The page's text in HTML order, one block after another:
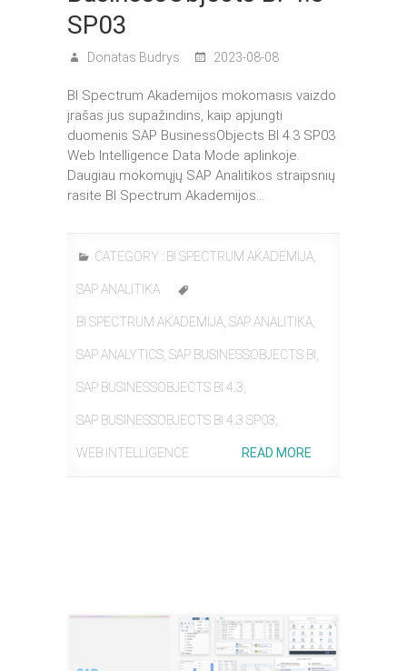
SP03
Donatas Budrys 2023-08-08
BI Spectrum Akademijos mokomasis vaizdo
įrašas jus supažindins, kaip apjungti
duomenis SAP BusinessObjects BI 4.3 SP03
Web Intelligence Data Mode aplinkoje.
Daugiau mokomųjų SAP Analitikos straipsnių
rasite BI Spectrum Akademijos…
CATEGORY : BI SPECTRUM AKADEMIJA,
SAP ANALITIKA
BI SPECTRUM AKADEMIJA, SAP ANALITIKA,
SAP ANALYTICS, SAP BUSINESSOBJECTS BI ,
SAP BUSINESSOBJECTS BI 4.3,
SAP BUSINESSOBJECTS BI 4.3 SP03,
WEB INTELLIGENCE READ MORE